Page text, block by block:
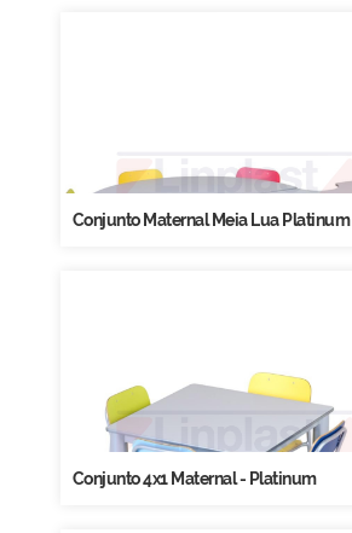
Conjunto Maternal Meia Lua Platinum
Conjunto 4x1 Maternal - Platinum